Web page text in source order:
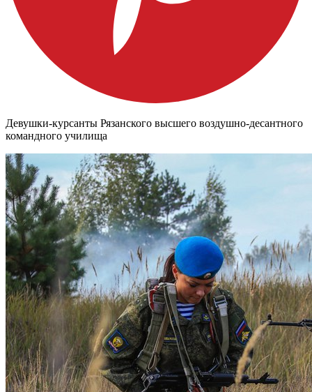
Девушки-курсанты Рязанского высшего воздушно-десантного
командного училища